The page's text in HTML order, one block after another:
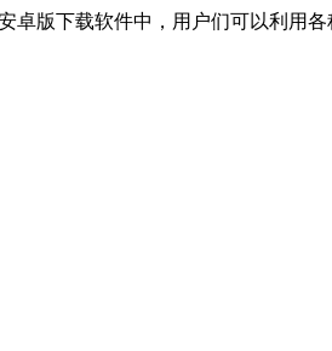
卓版下载软件中，用户们可以利用